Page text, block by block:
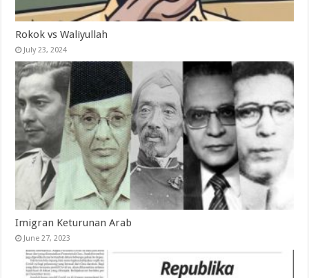
Rokok vs Waliyullah
July 23, 2024
Imigran Keturunan Arab
June 27, 2023